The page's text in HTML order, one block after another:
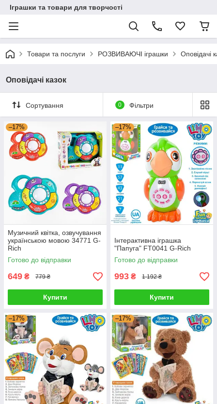
Іграшки та товари для творчості
Товари та послуги РОЗВИВАЮЧІ іграшки Оповідачі
Оповідачі казок
Сортування 0 Фільтри
–17%
Музичний квітка, озвучування
українською мовою 34771 G-
Rich
Готово до відправки
649 ₴ 779 ₴
Купити
–17%
Інтерактивна іграшка
"Папуга" FT0041 G-Rich
Готово до відправки
993 ₴ 1 192 ₴
Купити
–17% –17%